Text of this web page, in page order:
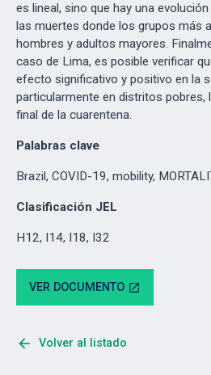
es lineal, sino que hay una
las muertes donde los grupos más
hombres y adultos mayores.
caso de Lima, es posible verificar
efecto significativo y positivo en la
particularmente en distritos pobres,
final de la cuarentena.
Palabras clave
Brazil, COVID-19, mobility,
Clasificación JEL
H12, I14, I18, I32
VER DOCUMENTO open_in_new
arrow_back Volver al listado